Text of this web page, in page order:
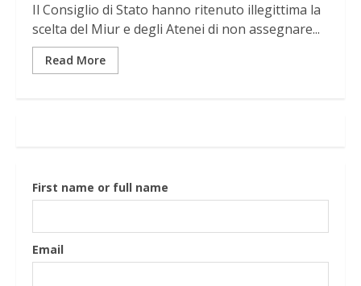
Il Consiglio di Stato hanno ritenuto illegittima la
scelta del Miur e degli Atenei di non assegnare...
Read More
First name or full name
Email